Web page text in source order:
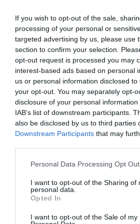
If you wish to opt-out of the sale,
processing of your personal or
targeted advertising by us, please use
section to confirm your selection.
opt-out request is processed you may
interest-based ads based on personal
us or personal information disclosed
your opt-out. You may separately opt-
disclosure of your personal
IAB’s list of downstream participants.
also be disclosed by us to third parties
Downstream Participants that may
Personal Data Processing Opt
I want to opt-out of the Sharing of
personal data.
Opted In
I want to opt-out of the Sale of my
barreras de fragmentación y
colaboración entre
Sant Cugat
estrategia de
en salud
La participación conjunta con
de conocimiento y buenas
ecosistemas europeos líderes.
contribuye a fortalecer y